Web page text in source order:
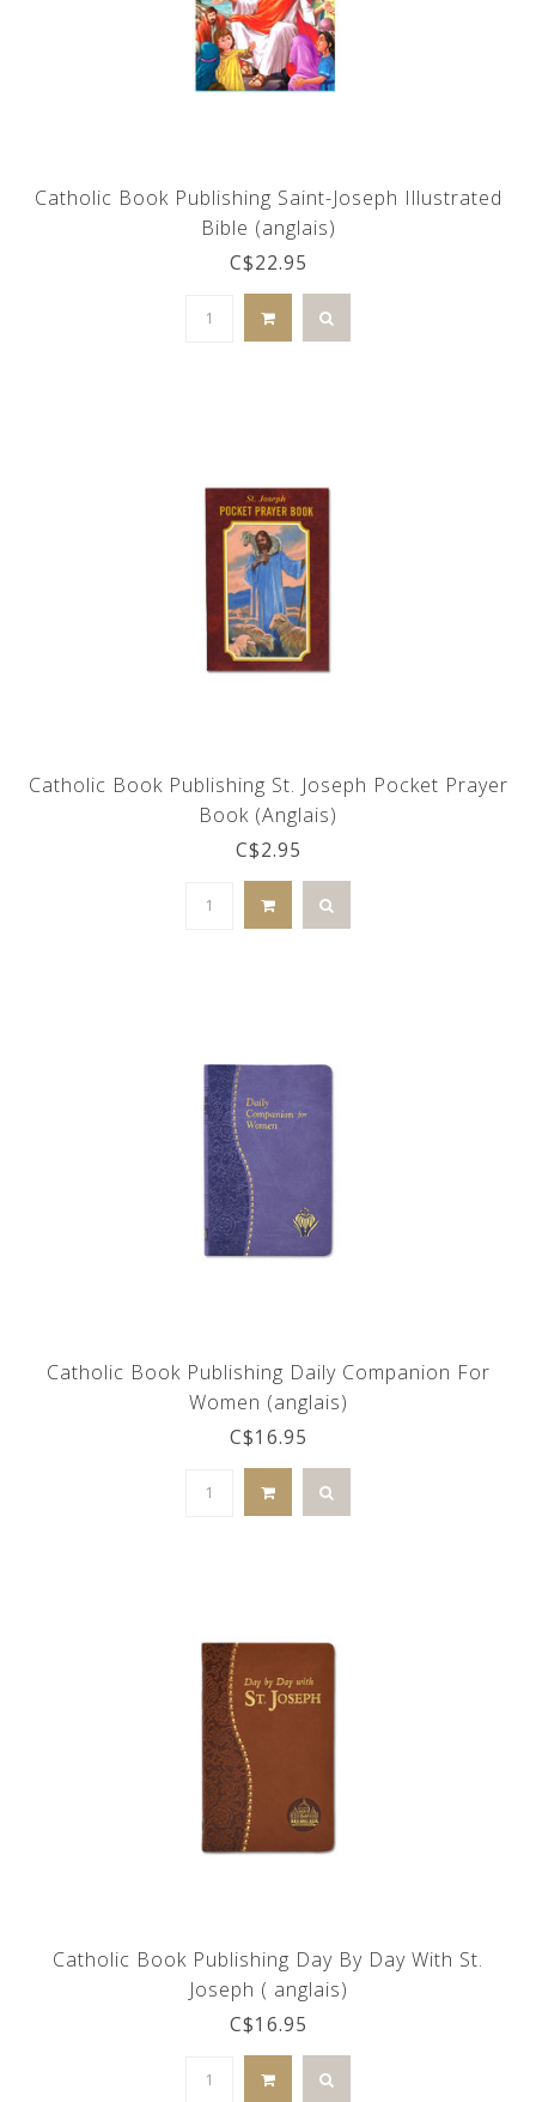
Catholic Book Publishing Saint-Joseph Illustrated
Bible (anglais)
C$22.95
Catholic Book Publishing St. Joseph Pocket Prayer
Book (Anglais)
C$2.95
Catholic Book Publishing Daily Companion For
Women (anglais)
C$16.95
Catholic Book Publishing Day By Day With St.
Joseph ( anglais)
C$16.95